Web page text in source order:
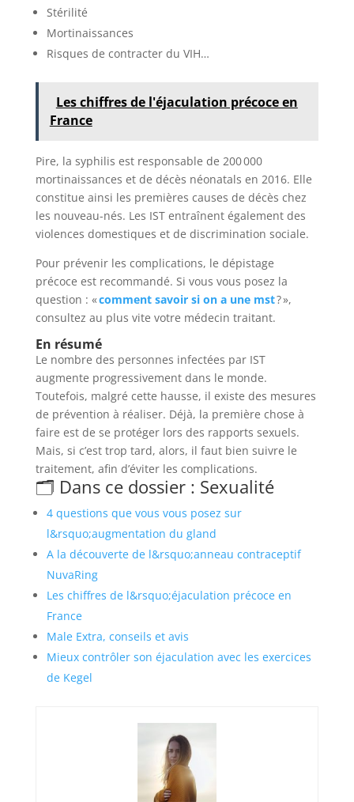
Stérilité
Mortinaissances
Risques de contracter du VIH…
Les chiffres de l'éjaculation précoce en
France
Pire, la syphilis est responsable de 200 000
mortinaissances et de décès néonatals en 2016. Elle
constitue ainsi les premières causes de décès chez
les nouveau-nés. Les IST entraînent également des
violences domestiques et de discrimination sociale.
Pour prévenir les complications, le dépistage
précoce est recommandé. Si vous vous posez la
question : «comment savoir si on a une mst? »,
consultez au plus vite votre médecin traitant.
En résumé
Le nombre des personnes infectées par IST
augmente progressivement dans le monde.
Toutefois, malgré cette hausse, il existe des mesures
de prévention à réaliser. Déjà, la première chose à
faire est de se protéger lors des rapports sexuels.
Mais, si c’est trop tard, alors, il faut bien suivre le
traitement, afin d’éviter les complications.
🗂️ Dans ce dossier : Sexualité
4 questions que vous vous posez sur
l&rsquo;augmentation du gland
A la découverte de l&rsquo;anneau contraceptif
NuvaRing
Les chiffres de l&rsquo;éjaculation précoce en
France
Male Extra, conseils et avis
Mieux contrôler son éjaculation avec les exercices
de Kegel